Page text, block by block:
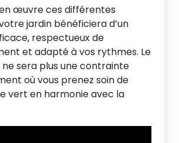
œuvre ces différentes
jardin bénéficiera d’un
respectueux de
et adapté à vos rythmes. Le
sera plus une contrainte
où vous prenez soin de
vert en harmonie avec la